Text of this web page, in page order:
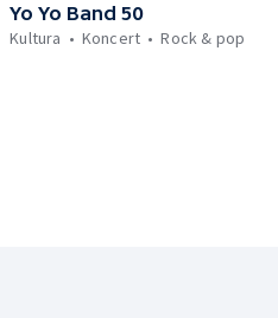
Yo Yo Band 50
Kultura
Koncert Rock & pop